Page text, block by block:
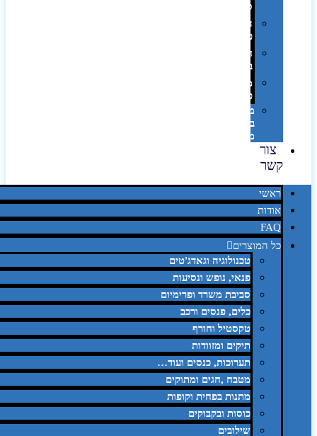
סובלימציה
הדפס
פרוצס
חריטה
בלייזר
מהו
פנטון?
מיתוג
באמצעות
מדבקות
צור
קשר
ראשי
אודות
FAQ
כל המוצרים
טכנולוגיה וגאדג'טים
פנאי, נופש ונסיעות
סביבת משרד ופרימיום
כלים, פנסים ורכב
טקסטיל וחורף
תיקים ומזוודות
תערוכות, כנסים ועוד…
מטבח ,חגים ומתוקים
מתנות בפחית וקופות
כוסות ובקבוקים
שילובים